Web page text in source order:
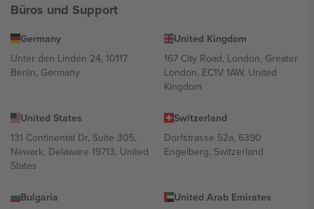
Büros und Support
Germany
Unter den Linden 24, 10117
Berlin, Germany
United Kingdom
167 City Road, London, Greater
London, EC1V 1AW, United
Kingdom
United States
131 Continental Dr, Suite 305,
Newark, Delaware 19713, United
States
Switzerland
Dorfstrasse 52a, 6390
Engelberg, Switzerland
Bulgaria
United Arab Emirates